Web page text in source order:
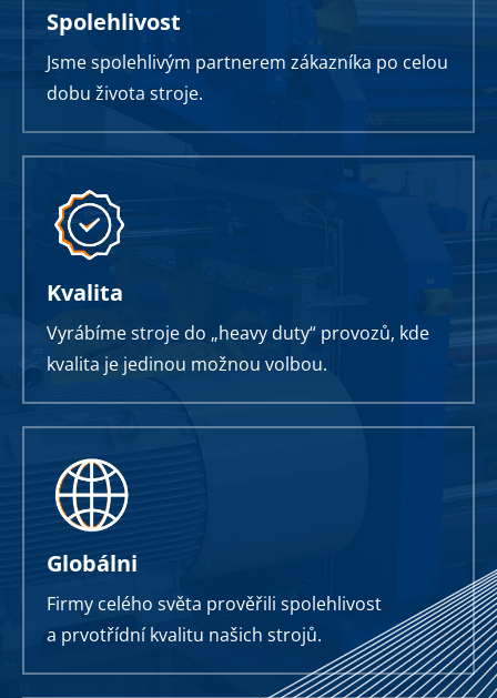
Spolehlivost
Jsme spolehlivým partnerem zákazníka po celou
dobu života stroje.
Kvalita
Vyrábíme stroje do „heavy duty“ provozů, kde
kvalita je jedinou možnou volbou.
Globálni
Firmy celého světa prověřili spolehlivost
a prvotřídní kvalitu našich strojů.